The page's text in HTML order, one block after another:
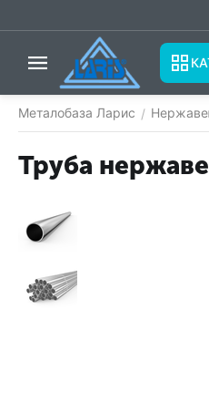
Металобаза Ларис /
Труба